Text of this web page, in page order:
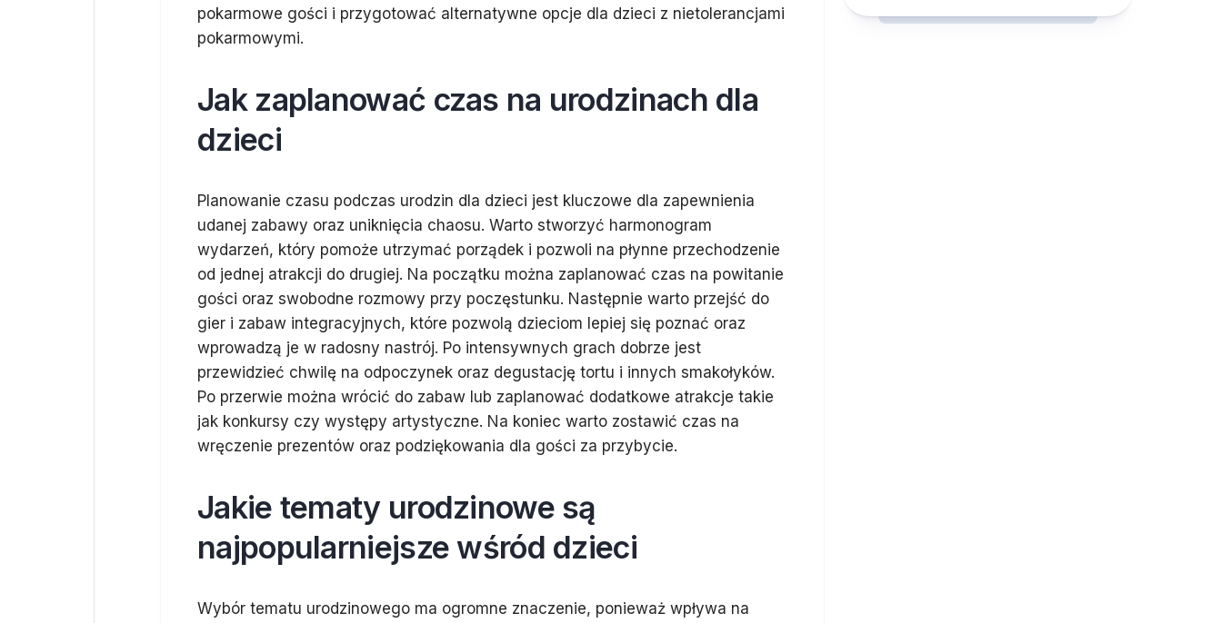
pokarmowe gości i przygotować alternatywne opcje dla dzieci z nietolerancjami
pokarmowymi.
Jak zaplanować czas na urodzinach dla
dzieci
Planowanie czasu podczas urodzin dla dzieci jest kluczowe dla zapewnienia
udanej zabawy oraz uniknięcia chaosu. Warto stworzyć harmonogram
wydarzeń, który pomoże utrzymać porządek i pozwoli na płynne przechodzenie
od jednej atrakcji do drugiej. Na początku można zaplanować czas na powitanie
gości oraz swobodne rozmowy przy poczęstunku. Następnie warto przejść do
gier i zabaw integracyjnych, które pozwolą dzieciom lepiej się poznać oraz
wprowadzą je w radosny nastrój. Po intensywnych grach dobrze jest
przewidzieć chwilę na odpoczynek oraz degustację tortu i innych smakołyków.
Po przerwie można wrócić do zabaw lub zaplanować dodatkowe atrakcje takie
jak konkursy czy występy artystyczne. Na koniec warto zostawić czas na
wręczenie prezentów oraz podziękowania dla gości za przybycie.
Jakie tematy urodzinowe są
najpopularniejsze wśród dzieci
Wybór tematu urodzinowego ma ogromne znaczenie, ponieważ wpływa na